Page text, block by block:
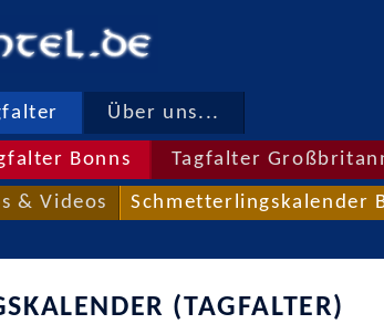
Über uns...
Bonns Tagfalter
& Videos Schmetterlingskalender
(TAGFALTER)